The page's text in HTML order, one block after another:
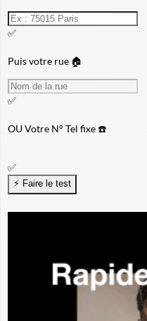
✅
Puis votre rue 🏠
✅
OUVotre N° Tel fixe ☎️
✅